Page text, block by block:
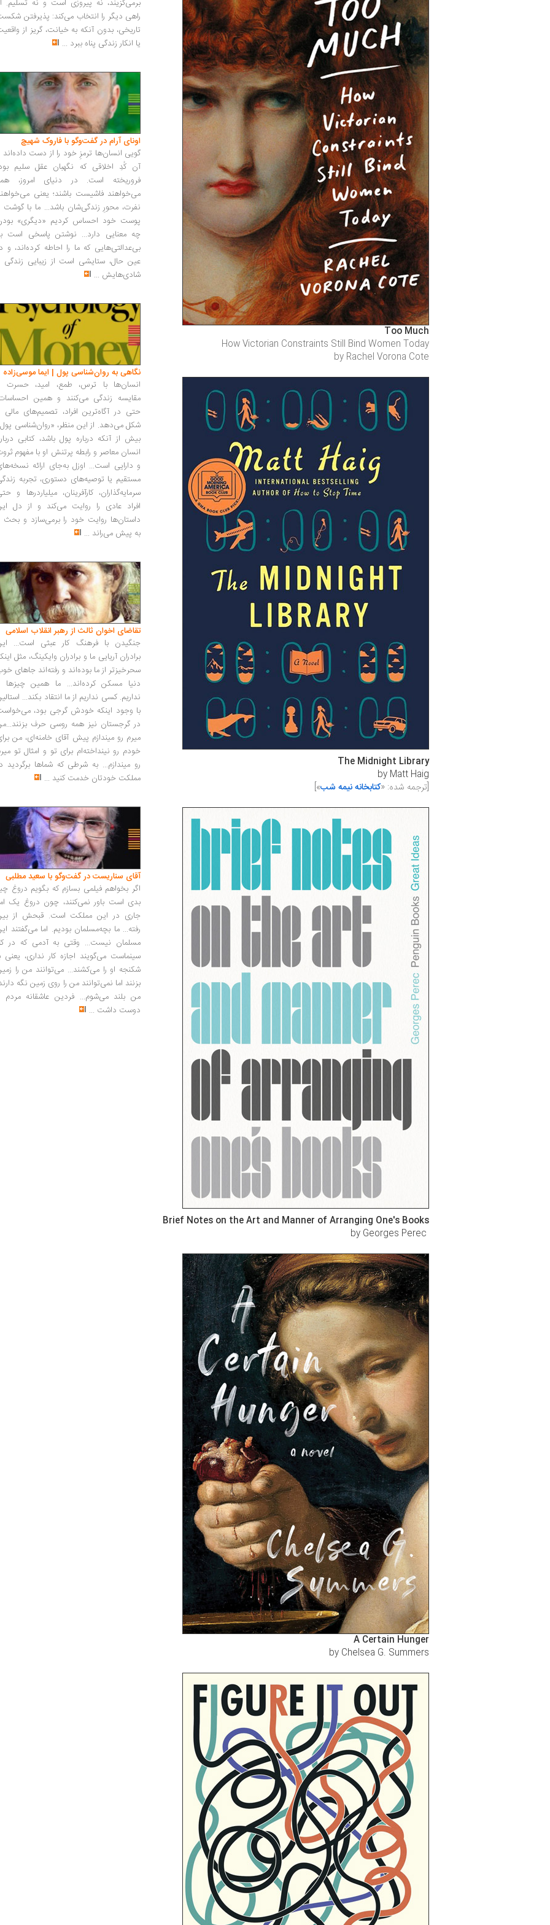
Too Much
How Victorian Constraints Still Bind Women Today
by Rachel Vorona Cote
The Midnight Library
by Matt Haig
[ترجمه شده: «کتابخانه نیمه شب»]
Brief Notes on the Art and Manner of Arranging One's Books
A Certain Hunger
by Chelsea G. Summers
برمی‌گزیند، نه پیروزی است و نه تسلیم.
راهی دیگر را انتخاب می‌کند: پذیرفتن
تاریخی، بدون آنکه به خیانت، گریز از
یا انکار زندگی پناه ببرد ...
اونای آرام در گفت‌وگو با فاروک شهیچ‭
گویی انسان‌ها ترمزِ خود را از دست داده‌اند
آن کُدِ اخلاقی که نگهبان عقل سلیم
فروریخته است. در دنیای امروز،
می‌خواهند فاشیست باشند؛ یعنی
نفرت، محورِ زندگی‌شان باشد... ما با گوشت
پوست خود احساس کردیم «دیگری»
چه معنایی دارد... نوشتن پاسخی است
بی‌عدالتی‌هایی که ما را احاطه کرده‌اند، و
عین حال، ستایشی است از زیبایی زندگی
شادی‌هایش ...
نگاهی به روان‌شناسی پول | ایما موسی‌زاده
انسان‌ها با ترس، طمع، امید، حسرت
مقایسه زندگی می‌کنند و همین
حتی در آگاه‌ترین افراد، تصمیم‌های مالی
شکل می‌دهد. از این منظر، «روان‌شناسی
بیش از آنکه درباره پول باشد، کتابی
انسان معاصر و رابطه پرتنش او با مفهوم
و دارایی است... اوزل به‌جای ارائه
مستقیم یا توصیه‌های دستوری، تجربه
سرمایه‌گذاران، کارآفرینان، میلیاردرها و
افراد عادی را روایت می‌کند و از دل
داستان‌ها روایت خود را برمی‌سازد و بحث
به پیش می‌راند ...
تقاضای اخوان ثالث از رهبر انقلاب اسلامی
جنگیدن با فرهنگ کار عبثی است...
برادران آریایی ما و برادران وایکینگ، مثل
سحرخیزتر از ما بوده‌اند و رفته‌اند جاهای
دنیا مسکن کرده‌اند... ما همین چیزها
نداریم. کسی نداریم از ما انتقاد بکند...
با وجود اینکه خودش گرجی بود،
در گرجستان نیز همه روسی حرف
میرم رو میندازم پیش آقای خامنه‌ای، من
خودم رو نینداخته‌ام برای تو و امثال تو
رو میندازم... به شرطی که شماها برگردید
مملکت خودتان خدمت کنید ...
آقای سناریست در گفت‌وگو با سعید مطلبی
اگر بخواهم فیلمی بسازم که بگویم دروغ
بدی است باور نمی‌کنند، چون دروغ یک
جاری در این مملکت است. قبحش از
رفته... ما بچه‌مسلمان بودیم. اما می‌گفتند
مسلمان نیست... وقتی به آدمی که در
سینماست می‌گویند اجازه کار نداری، یعنی
شکنجه او را می‌کشند... می‌توانند من را
بزنند اما نمی‌توانند من را روی زمین نگه
من بلند می‌شوم... فردین عاشقانه مردم
دوست داشت ...